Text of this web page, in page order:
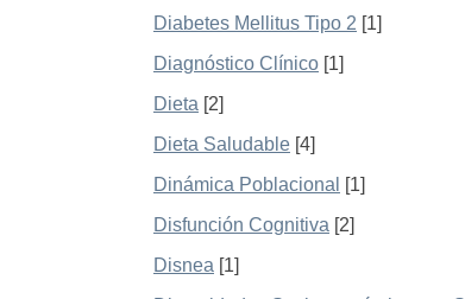
Diabetes Mellitus Tipo 2 [1]
Diagnóstico Clínico[1]
Dieta [2]
Dieta Saludable[4]
Dinámica Poblacional
[1]
Disfunción Cognitiva [2]
Disnea [1]